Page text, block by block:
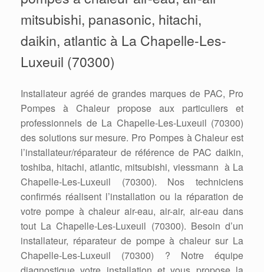
mitsubishi, panasonic, hitachi,
daikin, atlantic à La Chapelle-Les-
Luxeuil (70300)
Installateur agréé de grandes marques de PAC, Pro
Pompes à Chaleur propose aux particuliers et
professionnels de La Chapelle-Les-Luxeuil (70300)
des solutions sur mesure. Pro Pompes à Chaleur est
l’installateur/réparateur de référence de PAC daikin,
toshiba, hitachi, atlantic, mitsubishi, viessmann à La
Chapelle-Les-Luxeuil (70300). Nos techniciens
confirmés réalisent l’installation ou la réparation de
votre pompe à chaleur air-eau, air-air, air-eau dans
tout La Chapelle-Les-Luxeuil (70300). Besoin d’un
installateur, réparateur de pompe à chaleur sur La
Chapelle-Les-Luxeuil (70300) ? Notre équipe